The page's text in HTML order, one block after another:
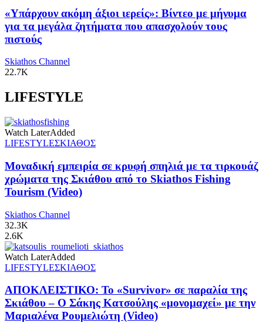
«Υπάρχουν ακόμη άξιοι ιερείς»: Βίντεο με μήνυμα
για τα μεγάλα ζητήματα που απασχολούν τους
πιστούς
Skiathos Channel
22.7K
LIFESTYLE
Watch LaterAdded
LIFESTYLEΣΚΙΑΘΟΣ
Μοναδική εμπειρία σε κρυφή σπηλιά με τα τιρκουάζ
χρώματα της Σκιάθου από το Skiathos Fishing
Tourism (Video)
Skiathos Channel
32.3K
2.6K
Watch LaterAdded
LIFESTYLEΣΚΙΑΘΟΣ
ΑΠΟΚΛΕΙΣΤΙΚΟ: Το «Survivor» σε παραλία της
Σκιάθου – Ο Σάκης Κατσούλης «μονομαχεί» με την
Μαριαλένα Ρουμελιώτη (Video)